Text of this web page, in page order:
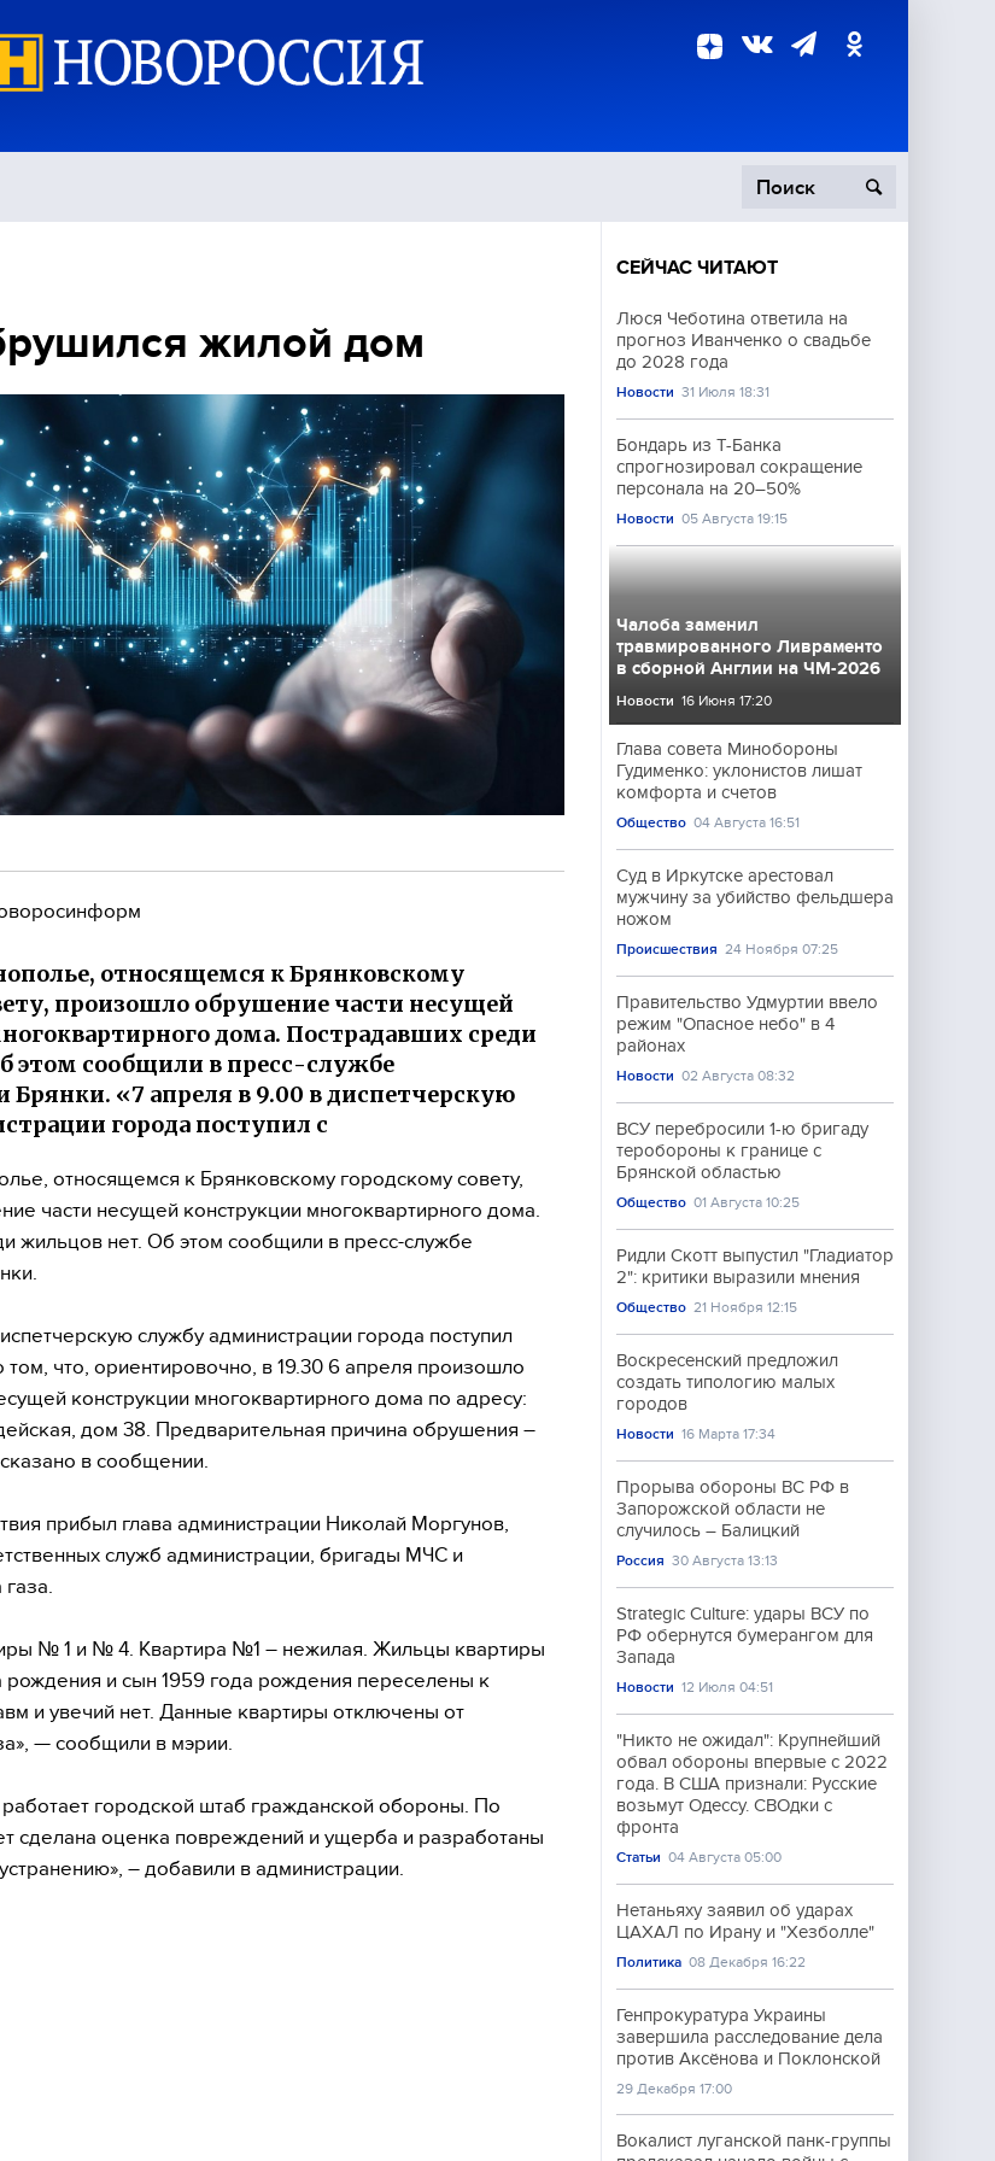
Происшествия
жилой дом
относящемся к Брянковскому
произошло обрушение части несущей
дома. Пострадавших среди
этом сообщили в пресс-службе
«7 апреля в 9.00 в диспетчерскую
города поступил с
относящемся к Брянковскому городскому совету,
части несущей конструкции многоквартирного дома.
жильцов нет. Об этом сообщили в пресс-службе
службу администрации города поступил
том, что, ориентировочно, в 19.30 6 апреля произошло
конструкции многоквартирного дома по адресу:
дом 38. Предварительная причина обрушения –
в сообщении.
прибыл глава администрации Николай Моргунов,
служб администрации, бригады МЧС и
№ 1 и № 4. Квартира №1 – нежилая. Жильцы квартиры
рождения и сын 1959 года рождения переселены к
и увечий нет. Данные квартиры отключены от
— сообщили в мэрии.
городской штаб гражданской обороны. По
сделана оценка повреждений и ущерба и разработаны
– добавили в администрации.
СЕЙЧАС ЧИТАЮТ
Люся Чеботина ответила на
прогноз Иванченко о свадьбе
до 2028 года
Новости 31 Июля 18:31
Бондарь из Т-Банка
спрогнозировал сокращение
персонала на 20–50%
Новости 05 Августа 19:15
Чалоба заменил
травмированного Ливраменто
в сборной Англии на ЧМ-2026
Новости 16 Июня 17:20
Глава совета Минобороны
Гудименко: уклонистов лишат
комфорта и счетов
Общество 04 Августа 16:51
Суд в Иркутске арестовал
мужчину за убийство фельдшера
ножом
Происшествия 24 Ноября 07:25
Правительство Удмуртии ввело
режим "Опасное небо" в 4
районах
Новости 02 Августа 08:32
ВСУ перебросили 1-ю бригаду
теробороны к границе с
Брянской областью
Общество 01 Августа 10:25
Ридли Скотт выпустил "Гладиатор
2": критики выразили мнения
Общество 21 Ноября 12:15
Воскресенский предложил
создать типологию малых
городов
Новости 16 Марта 17:34
Прорыва обороны ВС РФ в
Запорожской области не
случилось – Балицкий
Россия 30 Августа 13:13
Strategic Culture: удары ВСУ по
РФ обернутся бумерангом для
Запада
Новости 12 Июля 04:51
"Никто не ожидал": Крупнейший
обвал обороны впервые с 2022
года. В США признали: Русские
возьмут Одессу. СВОдки с
фронта
Статьи 04 Августа 05:00
Нетаньяху заявил об ударах
ЦАХАЛ по Ирану и "Хезболле"
Политика 08 Декабря 16:22
Генпрокуратура Украины
завершила расследование дела
против Аксёнова и Поклонской
29 Декабря 17:00
Вокалист луганской панк-группы